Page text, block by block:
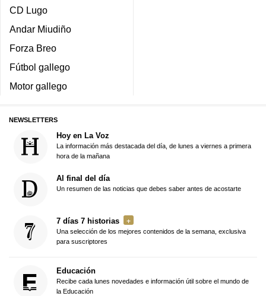
CD Lugo
Andar Miudiño
Forza Breo
Fútbol gallego
Motor gallego
NEWSLETTERS
Hoy en La Voz
La información más destacada del día, de lunes a viernes a primera
hora de la mañana
Al final del día
Un resumen de las noticias que debes saber antes de acostarte
7 días 7 historias
Una selección de los mejores contenidos de la semana, exclusiva
para suscriptores
Educación
Recibe cada lunes novedades e información útil sobre el mundo de
la Educación